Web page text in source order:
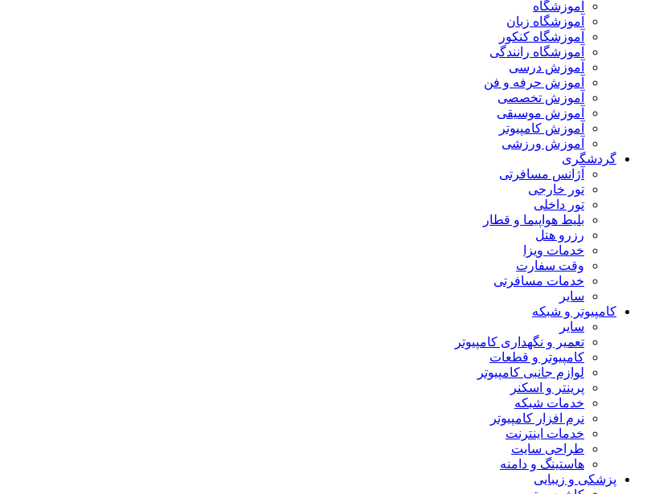
آموزشگاه
آموزشگاه زبان
آموزشگاه کنکور
آموزشگاه رانندگی
آموزش درسی
آموزش حرفه و فن
آموزش تخصصی
آموزش موسیقی
آموزش کامپیوتر
آموزش ورزشی
گردشگری
آژانس مسافرتی
تور خارجی
تور داخلی
بلیط هواپیما و قطار
رزرو هتل
خدمات ویزا
وقت سفارت
خدمات مسافرتی
سایر
کامپیوتر و شبکه
سایر
تعمیر و نگهداری کامپیوتر
کامپیوتر و قطعات
لوازم جانبی کامپیوتر
پرینتر و اسکنر
خدمات شبکه
نرم افزار کامپیوتر
خدمات اینترنت
طراحی سایت
هاستینگ و دامنه
پزشکی و زیبایی